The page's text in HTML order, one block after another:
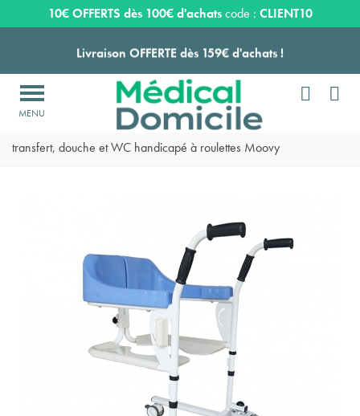
Chaise de douche à roulettes
transfert, douche et WC handicapé à roulettes Moovy
10€ OFFERTS dès 100€ d'achatscode : CLIENT10
Livraison OFFERTE dès 159€ d'achats !
Payez en 3 ou 4 fois SANS FRAIS à partir de 100
Expédition sous 24 à 48 heures ouvrées*
Payez en 3 ou 4 fois SANS FRAIS à partir de 100
Expédition sous 24 à 48 heures ouvrées*

